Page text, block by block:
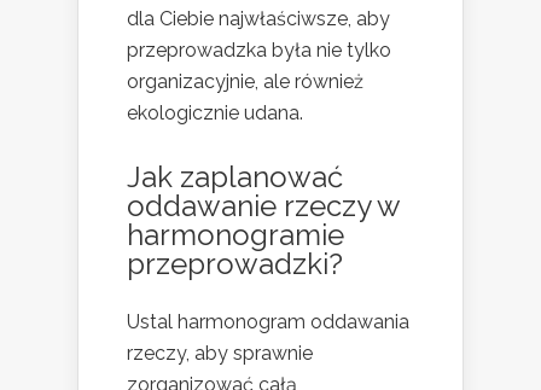
dla Ciebie najwłaściwsze, aby
przeprowadzka była nie tylko
organizacyjnie, ale również
ekologicznie udana.
Jak zaplanować
oddawanie rzeczy w
harmonogramie
przeprowadzki?
Ustal harmonogram oddawania
rzeczy, aby sprawnie
zorganizować całą